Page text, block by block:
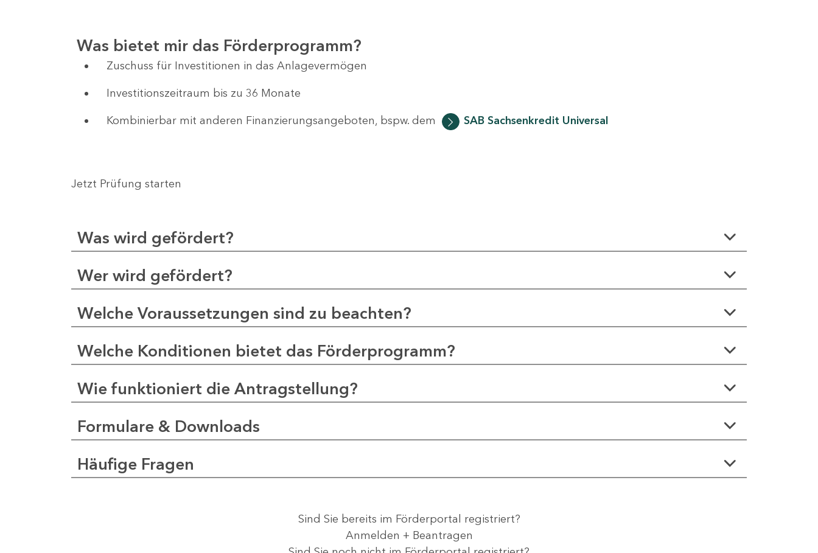
Was bietet mir das Förderprogramm?
Zuschuss für Investitionen in das Anlagevermögen
Investitionszeitraum bis zu 36 Monate
Kombinierbar mit anderen Finanzierungsangeboten, bspw. dem SAB Sachsenkredit Universal
Jetzt Prüfung starten
Was wird gefördert?
Wer wird gefördert?
Welche Voraussetzungen sind zu beachten?
Welche Konditionen bietet das Förderprogramm?
Wie funktioniert die Antragstellung?
Formulare & Downloads
Häufige Fragen
Sind Sie bereits im Förderportal registriert?
Anmelden + Beantragen